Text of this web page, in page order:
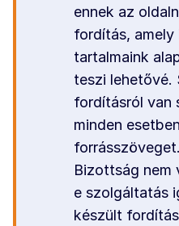
ennek az
fordítás, amely
tartalmaink
teszi lehetővé.
fordításról van
minden
Bizottság nem
e szolgáltatás
készült